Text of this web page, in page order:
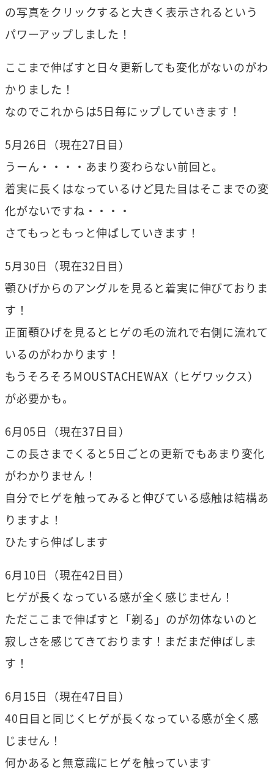
の写真をクリックすると大きく表示されるという
パワーアップしました！
ここまで伸ばすと日々更新しても変化がないのがわ
かりました！
なのでこれからは5日毎にップしていきます！
5月26日（現在27日目）
うーん・・・・あまり変わらない前回と。
着実に長くはなっているけど見た目はそこまでの変
化がないですね・・・・
さてもっともっと伸ばしていきます！
5月30日（現在32日目）
顎ひげからのアングルを見ると着実に伸びておりま
す！
正面顎ひげを見るとヒゲの毛の流れで右側に流れて
いるのがわかります！
もうそろそろMOUSTACHEWAX（ヒゲワックス）
が必要かも。
6月05日（現在37日目）
この長さまでくると5日ごとの更新でもあまり変化
がわかりません！
自分でヒゲを触ってみると伸びている感触は結構あ
りますよ！
ひたすら伸ばします
6月10日（現在42日目）
ヒゲが長くなっている感が全く感じません！
ただここまで伸ばすと「剃る」のが勿体ないのと
寂しさを感じてきております！まだまだ伸ばしま
す！
6月15日（現在47日目）
40日目と同じくヒゲが長くなっている感が全く感
じません！
何かあると無意識にヒゲを触っています